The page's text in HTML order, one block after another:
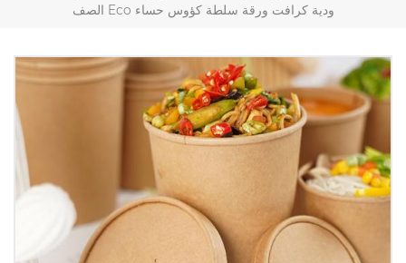
الصف Eco ودية كرافت ورقة سلطة كؤوس حساء